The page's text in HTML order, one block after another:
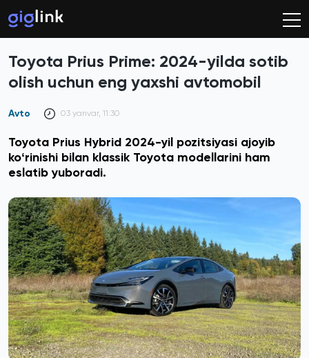
Toyota Prius Prime: 2024-yilda sotib
olish uchun eng yaxshi avtomobil
Avto 03 yanvar, 11:30
Toyota Prius Hybrid 2024-yil pozitsiyasi ajoyib
koʻrinishi bilan klassik Toyota modellarini ham
eslatib yuboradi.